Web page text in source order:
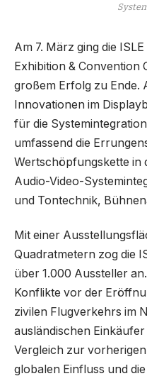
Am 7. März ging die
Exhibition & Convention
großem Erfolg zu Ende.
Innovationen im
für die
umfassend die
Wertschöpfungskette in
Audio-Video-
und Tontechnik,
Mit einer
Quadratmetern zog die
über 1.000 Aussteller
Konflikte vor der
zivilen Flugverkehrs im
ausländischen
Vergleich zur
globalen Einfluss und